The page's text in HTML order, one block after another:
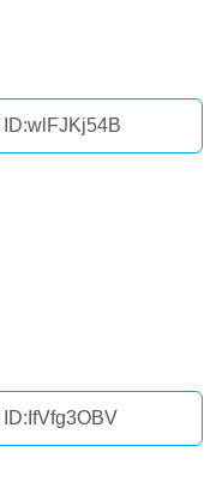
ID:wlFJKj54B
ID:IfVfg3OBV